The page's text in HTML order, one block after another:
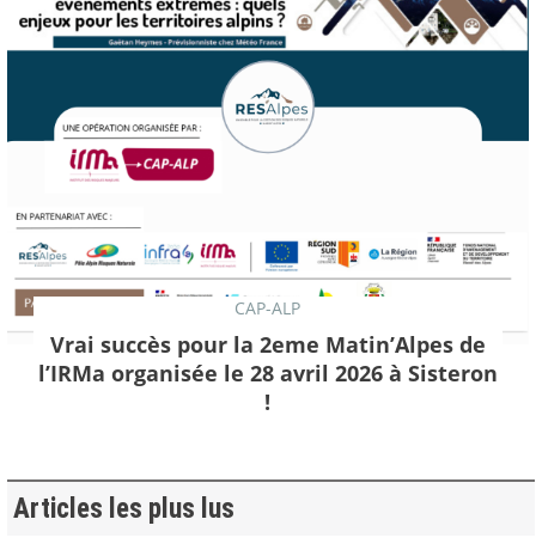
CAP-ALP
Vrai succès pour la 2eme Matin’Alpes de
l’IRMa organisée le 28 avril 2026 à Sisteron
!
Articles les plus lus